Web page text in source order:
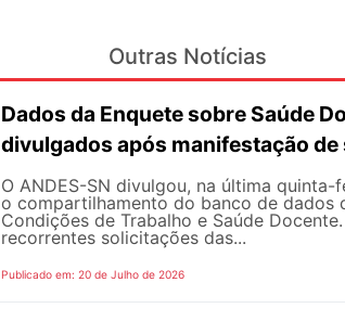
Outras Notícias
Dados da Enquete sobre Saúde
divulgados após manifestação
O ANDES-SN divulgou, na última
o compartilhamento do banco de dados
Condições de Trabalho e Saúde
recorrentes solicitações das...
Publicado em: 20 de Julho de 2026